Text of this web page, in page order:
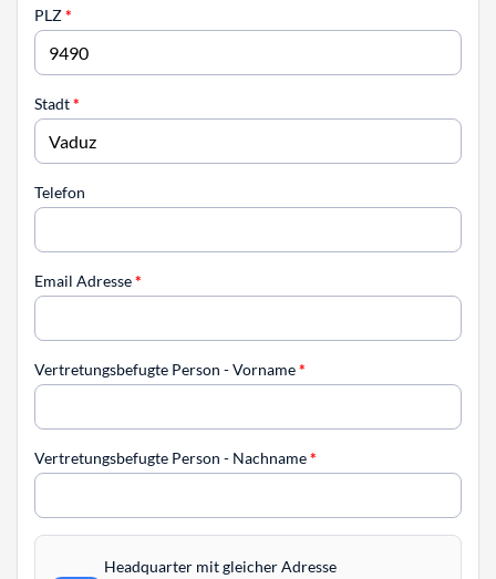
PLZ*
Stadt*
Telefon
Email Adresse*
Vertretungsbefugte Person - Vorname*
Vertretungsbefugte Person - Nachname*
Headquarter mit gleicher Adresse